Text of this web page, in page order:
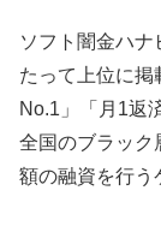
ソフト闇金ハ
たって上位に掲
No.1」「月1返
全国のブラック
額の融資を行う